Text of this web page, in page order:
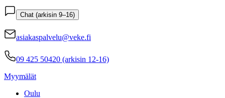
Chat (arkisin 9–16)
asiakaspalvelu@veke.fi
09 425 50420 (arkisin 12-16)
Myymälät
Oulu